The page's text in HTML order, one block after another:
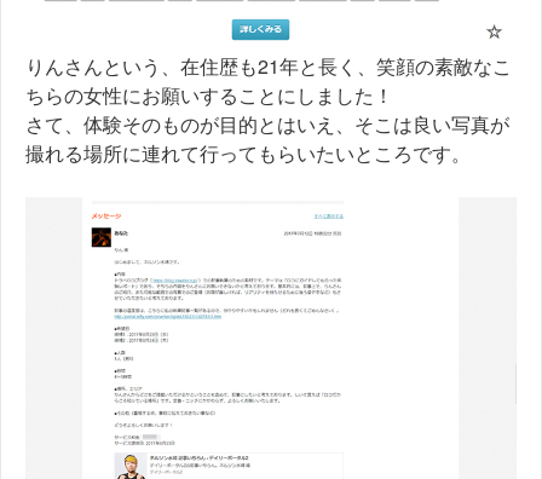
りんさんという、在住歴も21年と長く、笑顔の素敵なこ
ちらの女性にお願いすることにしました！
さて、体験そのものが目的とはいえ、そこは良い写真が
撮れる場所に連れて行ってもらいたいところです。